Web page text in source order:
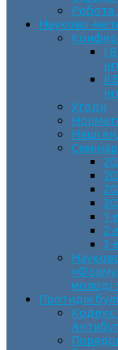
Робота
Науково-
І
Угоди
Наші
1
2
3
молоді
Протидія
Кодекс